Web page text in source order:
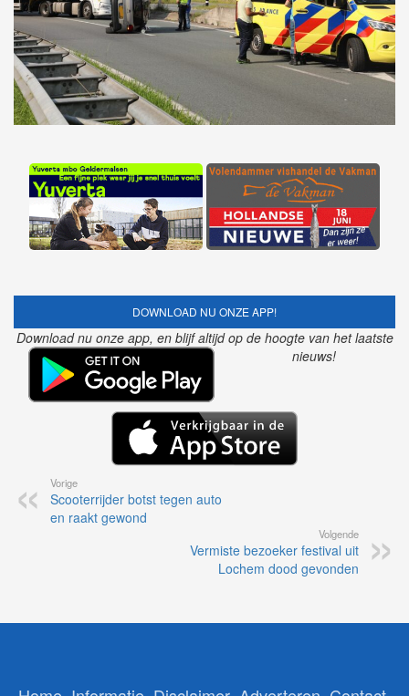
DOWNLOAD NU ONZE APP!
Download nu onze app, en blijf altijd op de hoogte van het laatste
nieuws!
Vorige
Scooterrijder botst tegen auto
en raakt gewond
Volgende
Vermiste bezoeker festival uit
Lochem dood gevonden